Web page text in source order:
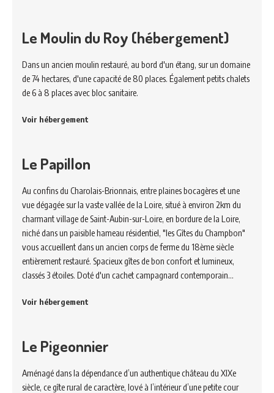
Le Moulin du Roy (hébergement)
Dans un ancien moulin restauré, au bord d'un étang, sur un domaine
de 74 hectares, d'une capacité de 80 places. Également petits chalets
de 6 à 8 places avec bloc sanitaire.
Voir hébergement
Le Papillon
Au confins du Charolais-Brionnais, entre plaines bocagères et une
vue dégagée sur la vaste vallée de la Loire, situé à environ 2km du
charmant village de Saint-Aubin-sur-Loire, en bordure de la Loire,
niché dans un paisible hameau résidentiel, "les Gîtes du Champbon"
vous accueillent dans un ancien corps de ferme du 18ème siècle
entièrement restauré. Spacieux gîtes de bon confort et lumineux,
classés 3 étoiles. Doté d'un cachet campagnard contemporain…
Voir hébergement
Le Pigeonnier
Aménagé dans la dépendance d’un authentique château du XIXe
siècle, ce gîte rural de caractère, lové à l’intérieur d’une petite cour